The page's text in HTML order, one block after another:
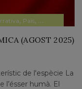
, País, Papers prvats
(AGOST 2025)
de l'espècie La
l’ésser humà. El